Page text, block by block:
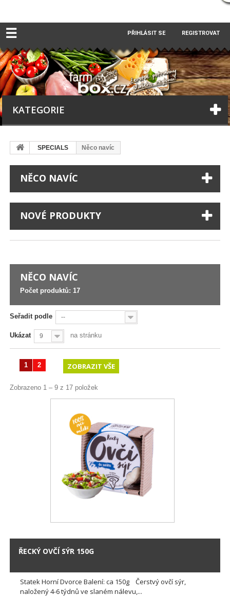
☰ PŘIHLÁSIT SE REGISTROVAT
KATEGORIE
SPECIALS Něco navíc
NĚCO NAVÍC
NOVÉ PRODUKTY
NĚCO NAVÍC
Počet produktů: 17
Seřadit podle --
Ukázat 9 na stránku
ZOBRAZIT VŠE
1 2
Zobrazeno 1 – 9 z 17 položek
ŘECKÝ OVČÍ SÝR 150G
Statek Horní Dvorce Balení: ca 150g Čerstvý ovčí sýr,
naložený 4-6 týdnů ve slaném nálevu,...